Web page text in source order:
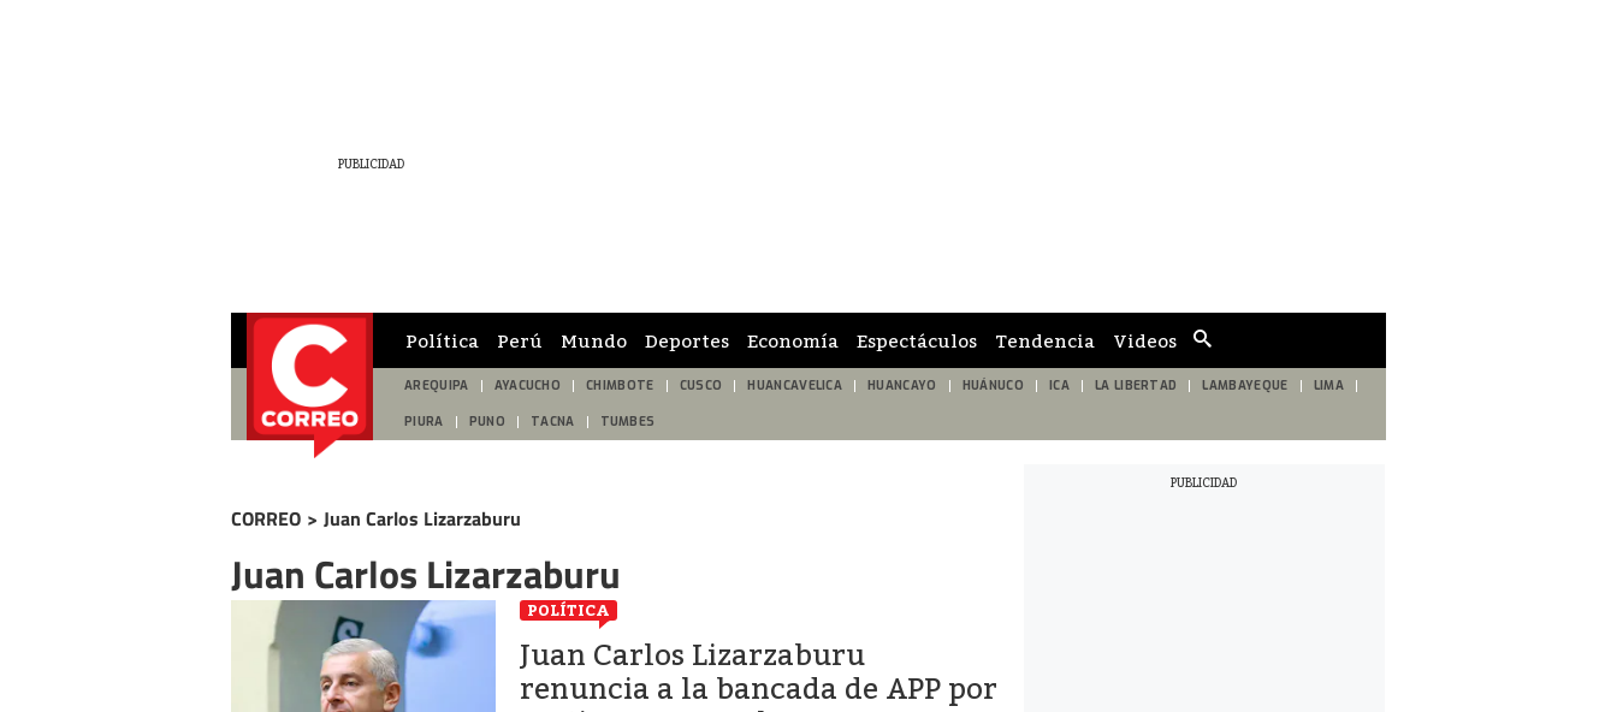
de
búsqueda
Política Perú Mundo Deportes Economía Espectáculos Tendencia Videos
AREQUIPA AYACUCHO CHIMBOTE CUSCO HUANCAVELICA HUANCAYO HUÁNUCO ICA LA LIBERTAD LAMBAYEQUE LIMA
PIURA PUNO TACNA TUMBES
CORREO > Juan Carlos Lizarzaburu
Juan Carlos Lizarzaburu
POLÍTICA
Juan Carlos Lizarzaburu
renuncia a la bancada de APP por